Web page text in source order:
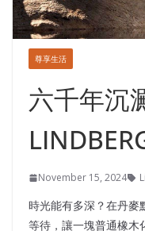
尊享生活
六千年沉
November 15, 2024
時光能有多深？在丹麥
等待，讓一塊普通橡木